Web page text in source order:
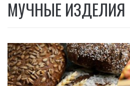
МУЧНЫЕ ИЗДЕЛИЯ